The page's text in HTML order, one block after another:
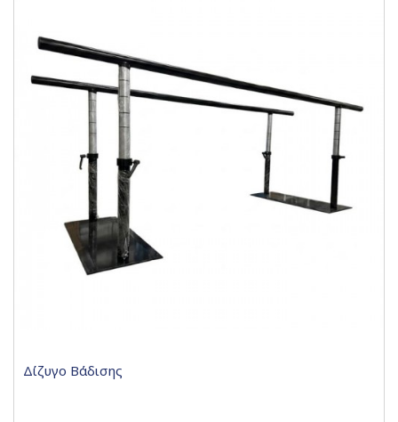
Δίζυγο Βάδισης